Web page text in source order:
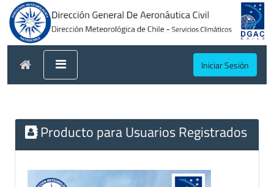
Iniciar Sesión
Producto para Usuarios Registrados